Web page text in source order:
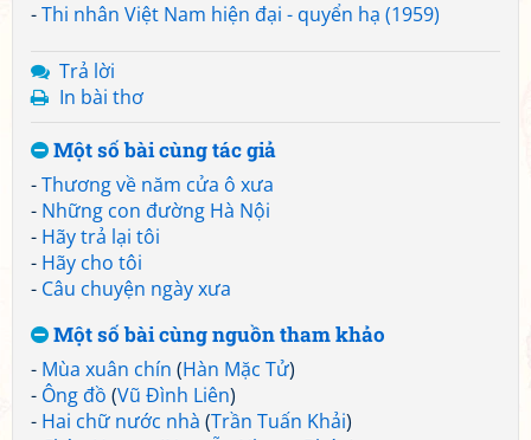
-Thi nhân Việt Nam hiện đại - quyển hạ (1959)
Trả lời
In bài thơ
Một số bài cùng tác giả
-Thương về năm cửa ô xưa
- Những con đường Hà Nội
- Hãy trả lại tôi
- Hãy cho tôi
- Câu chuyện ngày xưa
Một số bài cùng nguồn tham khảo
- Mùa xuân chín (Hàn Mặc Tử)
- Ông đồ (Vũ Đình Liên)
- Hai chữ nước nhà (Trần Tuấn Khải)